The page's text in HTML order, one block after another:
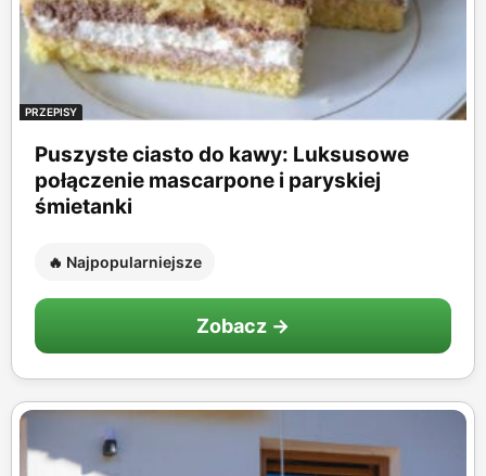
PRZEPISY
Puszyste ciasto do kawy: Luksusowe
połączenie mascarpone i paryskiej
śmietanki
🔥 Najpopularniejsze
Zobacz →